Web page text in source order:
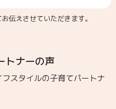
伝えさせていただきます。
トナーの声
スタイルの子育てパートナ